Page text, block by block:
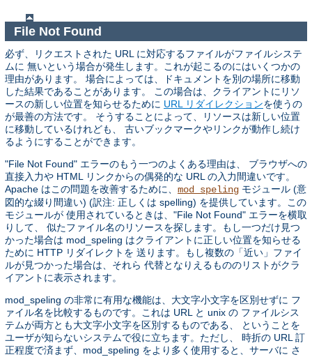
File Not Found
必ず、リクエストされた URL に対応するファイルがファイルシステ
ムに 無いという場合が発生します。これが起こるのにはいくつかの
理由があります。 場合によっては、ドキュメントを別の場所に移動
した結果であることがあります。 この場合は、クライアントにリソ
ースの新しい位置を知らせるために URL リダイレクションを使うの
が最善の方法です。 そうすることによって、リソースは新しい位置
に移動しているけれども、 古いブックマークやリンクが動作し続け
るようにすることができます。
"File Not Found" エラーのもう一つのよくある理由は、 ブラウザへの
直接入力や HTML リンクからの偶発的な URL の入力間違いです。
Apache はこの問題を改善するために、 mod_speling モジュール (意
図的な綴り間違い) (訳注: 正しくは spelling) を提供しています。この
モジュールが 使用されているときは、"File Not Found" エラーを横取
りして、 似たファイル名のリソースを探します。もし一つだけ見つ
かった場合は mod_speling はクライアントに正しい位置を知らせる
ために HTTP リダイレクトを 送ります。もし複数の「近い」ファイ
ルが見つかった場合は、それら 代替となりえるもののリストがクラ
イアントに表示されます。
mod_speling の非常に有用な機能は、大文字小文字を区別せずに フ
ァイル名を比較するものです。これは URL と unix の ファイルシス
テムが両方とも大文字小文字を区別するものである、 ということを
ユーザが知らないシステムで役に立ちます。ただし、 時折の URL 訂
正程度で済まず、mod_speling をより多く使用すると、サーバに さ